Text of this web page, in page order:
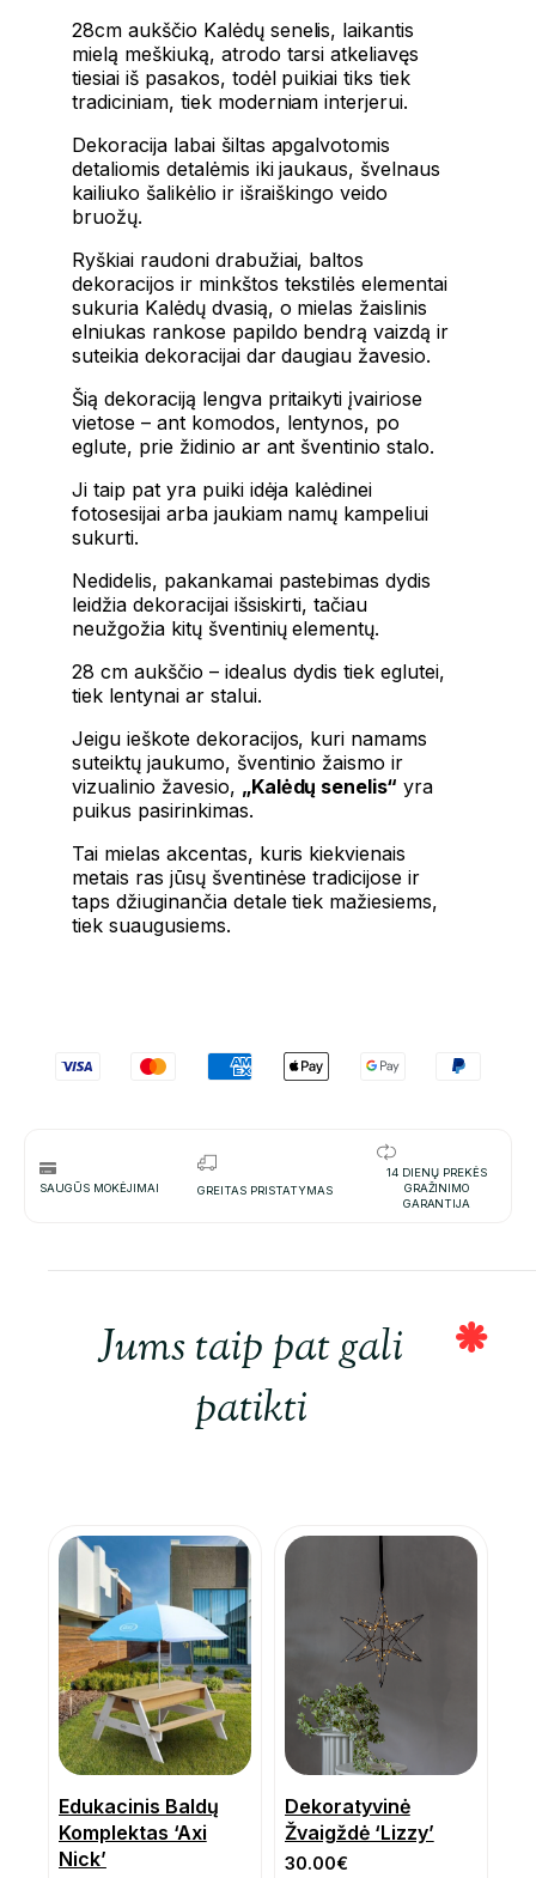
28cm aukščio Kalėdų senelis, laikantis
mielą meškiuką, atrodo tarsi atkeliavęs
tiesiai iš pasakos, todėl puikiai tiks tiek
tradiciniam, tiek moderniam interjerui.
Dekoracija labai šiltas apgalvotomis
detaliomis detalėmis iki jaukaus, švelnaus
kailiuko šalikėlio ir išraiškingo veido
bruožų.
Ryškiai raudoni drabužiai, baltos
dekoracijos ir minkštos tekstilės elementai
sukuria Kalėdų dvasią, o mielas žaislinis
elniukas rankose papildo bendrą vaizdą ir
suteikia dekoracijai dar daugiau žavesio.
Šią dekoraciją lengva pritaikyti įvairiose
vietose – ant komodos, lentynos, po
eglute, prie židinio ar ant šventinio stalo.
Ji taip pat yra puiki idėja kalėdinei
fotosesijai arba jaukiam namų kampeliui
sukurti.
Nedidelis, pakankamai pastebimas dydis
leidžia dekoracijai išsiskirti, tačiau
neužgožia kitų šventinių elementų.
28 cm aukščio – idealus dydis tiek eglutei,
tiek lentynai ar stalui.
Jeigu ieškote dekoracijos, kuri namams
suteiktų jaukumo, šventinio žaismo ir
vizualinio žavesio, „Kalėdų senelis“ yra
puikus pasirinkimas.
Tai mielas akcentas, kuris kiekvienais
metais ras jūsų šventinėse tradicijose ir
taps džiuginančia detale tiek mažiesiems,
tiek suaugusiems.
SAUGŪS MOKĖJIMAI GREITAS PRISTATYMAS
14 DIENŲ PREKĖS
GRAŽINIMO
GARANTIJA
Jums taip pat gali
patikti
Edukacinis Baldų
Komplektas ‘Axi
Nick’
Dekoratyvinė
Žvaigždė ‘Lizzy’
30.00€